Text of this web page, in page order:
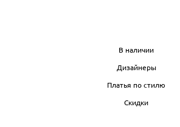
В наличии
Дизайнеры
Платья по стилю
Скидки